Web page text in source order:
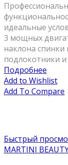
идеальные
3 мощных
наклона
подлокотники
Подробнее
Add to Wishlist
Add To Compare
Быстрый
MARTINI